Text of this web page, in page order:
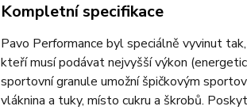
Kompletní specifikace
Pavo Performance byl speciálně vyvinut
kteří musí podávat nejvyšší výkon
sportovní granule umožní špičkovým
vláknina a tuky, místo cukru a škrobů.